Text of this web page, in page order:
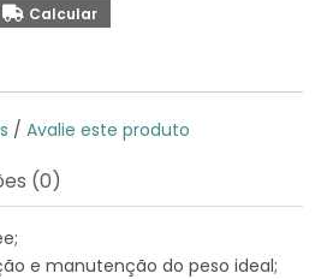
/ Avalie este produto
(0)
e manutenção do peso ideal;